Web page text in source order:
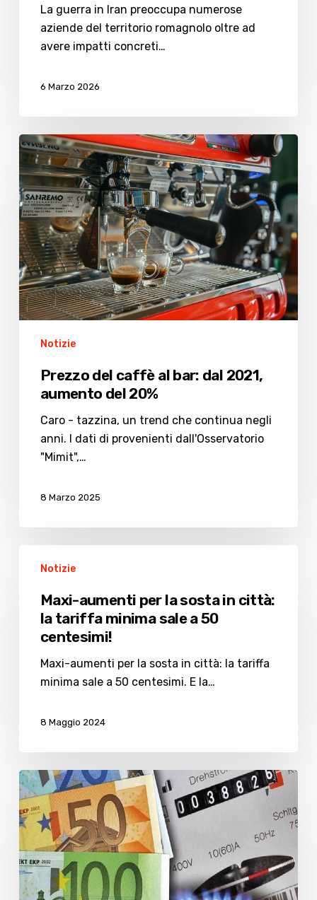
La guerra in Iran preoccupa numerose
aziende del territorio romagnolo oltre ad
avere impatti concreti…
6 Marzo 2026
Prezzo
del
caffè
al
bar:
dal
2021,
aumento
del
20%
Notizie
Prezzo del caffè al bar: dal 2021,
aumento del 20%
Caro - tazzina, un trend che continua negli
anni. I dati di provenienti dall'Osservatorio
"Mimit",…
8 Marzo 2025
aumenti
sosta
città:
minima
50
centesimi!
Notizie
Maxi-aumenti per la sosta in città:
la tariffa minima sale a 50
centesimi!
Maxi-aumenti per la sosta in città: la tariffa
minima sale a 50 centesimi. E la…
8 Maggio 2024
Bollette,
dal
1°
aprile
rincari
generalizzati